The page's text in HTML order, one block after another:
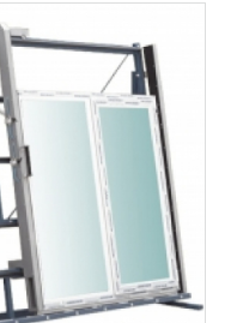
ДЛЯ
M550D
дна
из наиболее
в сравнение